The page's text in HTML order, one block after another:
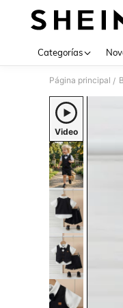
Categorías
Página principal /
Video